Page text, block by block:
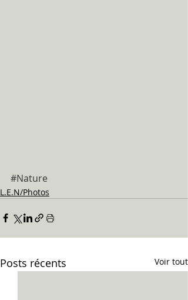
#Nature
L.E.N/Photos
Posts récents Voir tout